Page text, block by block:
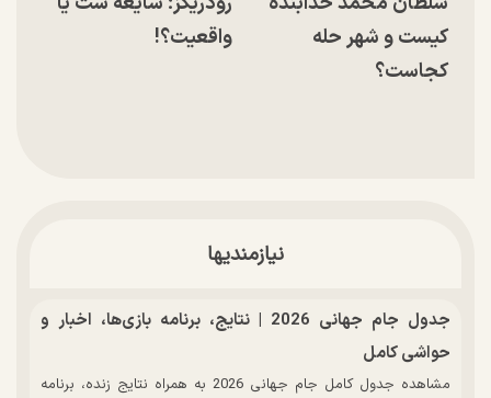
کیست و شهر حله
کجاست؟
واقعیت؟!
نیازمندیها
جدول جام جهانی 2026 | نتایج، برنامه بازی‌ها، اخبار و
حواشی کامل
مشاهده جدول کامل جام جهانی 2026 به همراه نتایج زنده، برنامه